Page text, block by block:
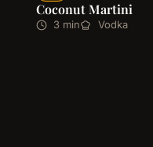
Coconut Martini
3 min Vodka